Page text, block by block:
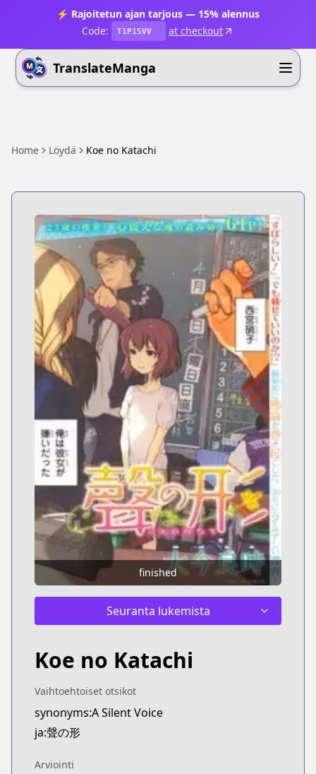
⚡ Rajoitetun ajan tarjous — 15% alennus
Code:
T1P15VV at checkout
TranslateManga
Home Löydä Koe no Katachi
finished
Seuranta lukemista
Koe no Katachi
Vaihtoehtoiset otsikot
synonyms:A Silent Voice
ja:聲の形
Arviointi